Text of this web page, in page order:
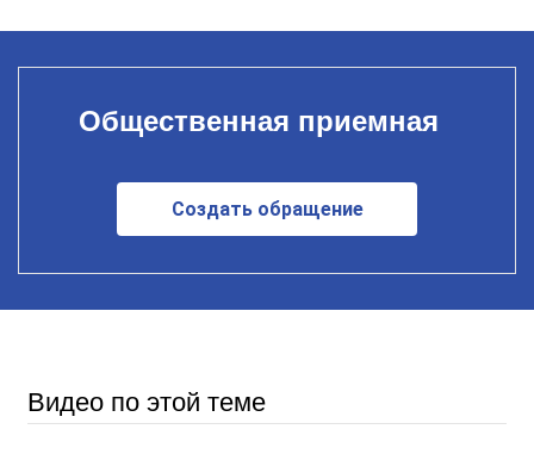
Общественная приемная
Создать обращение
Видео по этой теме